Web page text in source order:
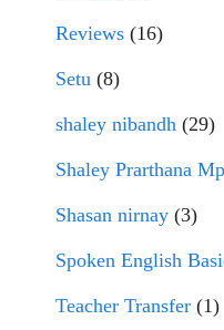
Reviews (16)
Setu (8)
shaley nibandh (29)
Shaley Prarthana
Shasan nirnay (3)
Spoken English
Teacher Transfer (1)